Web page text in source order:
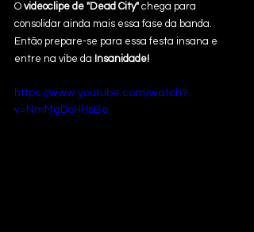
O videoclipe de "Dead City" chega para
consolidar ainda mais essa fase da banda.
Então prepare-se para essa festa insana e
entre na vibe da Insanidade!
https://www.youtube.com/watch?
v=NmMgDoHHsBo